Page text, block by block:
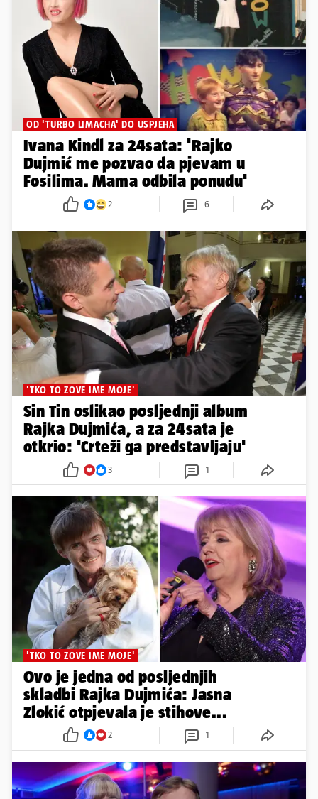
OD 'TURBO LIMACHA' DO USPJEHA
Ivana Kindl za 24sata: 'Rajko
Dujmić me pozvao da pjevam u
Fosilima. Mama odbila ponudu'
2 6
'TKO TO ZOVE IME MOJE'
Sin Tin oslikao posljednji album
Rajka Dujmića, a za 24sata je
otkrio: 'Crteži ga predstavljaju'
3 1
'TKO TO ZOVE IME MOJE'
Ovo je jedna od posljednjih
skladbi Rajka Dujmića: Jasna
Zlokić otpjevala je stihove...
2 1